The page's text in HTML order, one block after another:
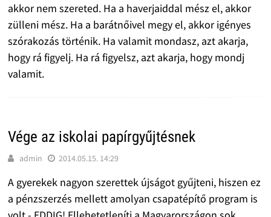
akkor nem szereted. Ha a haverjaiddal mész el, akkor
zülleni mész. Ha a barátnőivel megy el, akkor igényes
szórakozás történik. Ha valamit mondasz, azt akarja,
hogy rá figyelj. Ha rá figyelsz, azt akarja, hogy mondj
valamit.
Vége az iskolai papírgyűjtésnek
admin 2014.05.15. 14:29
A gyerekek nagyon szerettek újságot gyűjteni, hiszen ez
a pénzszerzés mellett amolyan csapatépítő program is